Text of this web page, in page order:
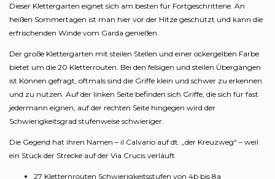
Dieser Klettergarten eignet sich am besten für Fortgeschrittene. An
heißen Sommertagen ist man hier vor der Hitze geschützt und kann die
erfrischenden Winde vom Garda genießen.
Der große Klettergarten mit steilen Stellen und einer ockergelben Farbe
bietet um die 20 Kletterrouten. Bei den felsigen und steilen Übergängen
ist Können gefragt, oftmals sind die Griffe klein und schwer zu erkennen
und zu nutzen. Auf der linken Seite befinden sich Griffe, die sich für fast
jedermann eignen, auf der rechten Seite hingegen wird der
Schwierigkeitsgrad stufenweise schwieriger.
Die Gegend hat ihren Namen – il Calvario auf dt. „der Kreuzweg“ – weil
ein Stück der Strecke auf der Via Crucis verläuft.
27 Kletternrouten Schwierigkeitsstufen von 4b bis 8a